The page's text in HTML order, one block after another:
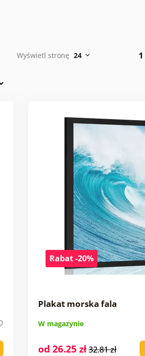
Wyświetl stronę 24 1
Rabat -20%
Plakat morska fala
W magazynie
od 26.25 zł32.81 zł